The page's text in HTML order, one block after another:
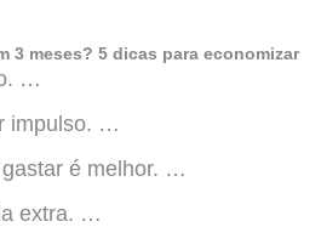
3 meses? 5 dicas para economizar
…
impulso. …
é melhor. …
extra. …